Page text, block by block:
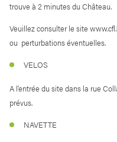
trouve à 2 minutes du Château.
Veuillez consulter le site
ou perturbations éventuelles.
VELOS
A l’entrée du site dans la rue
prévus.
NAVETTE